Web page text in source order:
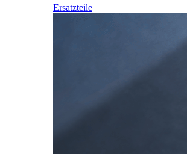
Ersatzteile